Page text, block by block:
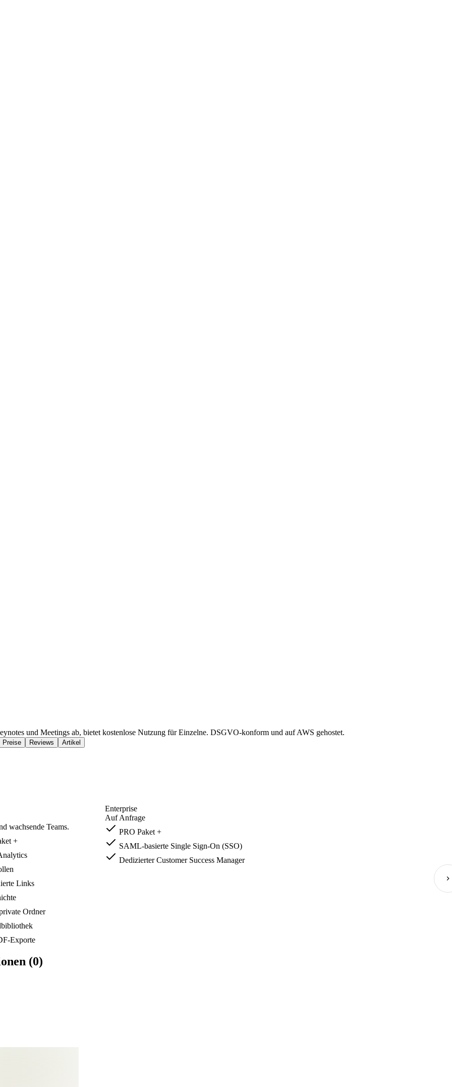
und Meetings ab, bietet kostenlose Nutzung für Einzelne. DSGVO-konform und auf AWS gehostet.
Preise Reviews Artikel
wachsende Teams.
+
Links
Ordner
Exporte
Enterprise
Auf Anfrage
PRO Paket +
SAML-basierte Single Sign-On (SSO)
Dedizierter Customer Success Manager
(0)